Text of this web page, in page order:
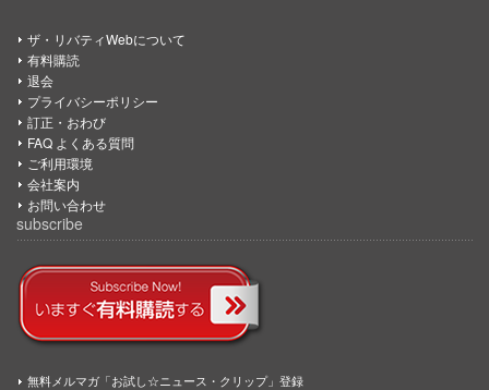
ザ・リバティWebについて
有料購読
退会
プライバシーポリシー
訂正・おわび
FAQ よくある質問
ご利用環境
会社案内
お問い合わせ
subscribe
無料メルマガ「お試し☆ニュース・クリップ」登録